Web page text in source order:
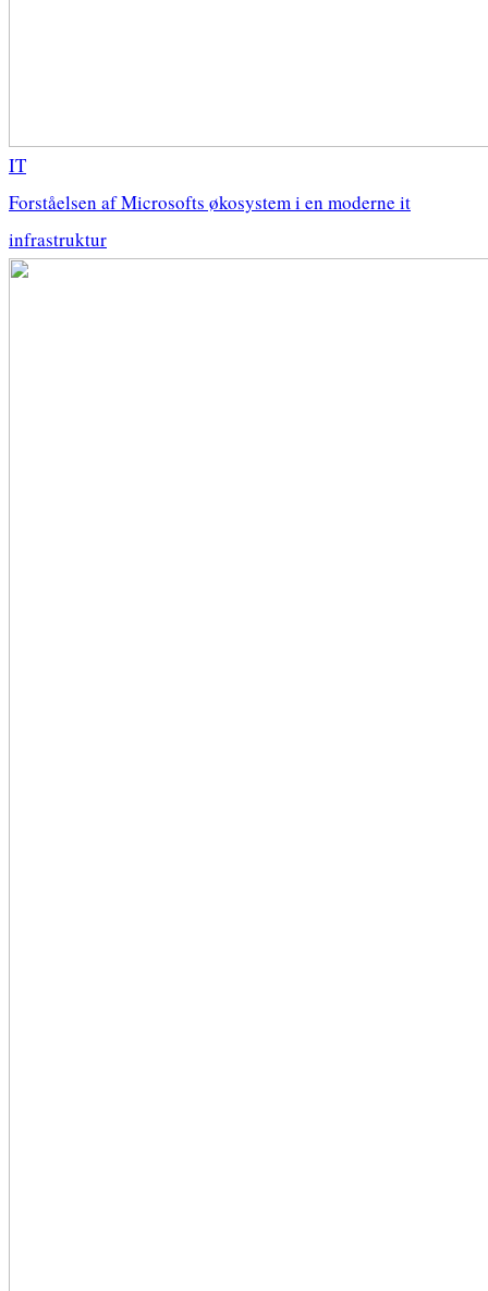
IT
Forståelsen af Microsofts økosystem i en moderne it
infrastruktur